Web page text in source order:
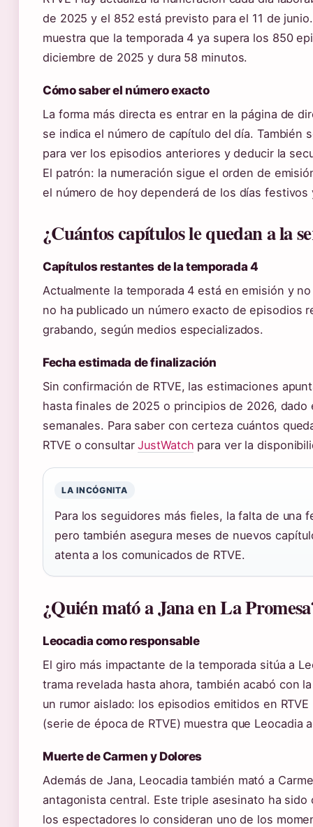
de 2025 y el 852 está previsto para el 11 de
muestra que la temporada 4 ya supera los 850
diciembre de 2025 y dura 58 minutos.
Cómo saber el número exacto
La forma más directa es entrar en la página de
se indica el número de capítulo del día. También
para ver los episodios anteriores y deducir la
El patrón: la numeración sigue el orden de
el número de hoy dependerá de los días festivos
¿Cuántos capítulos le quedan a la
Capítulos restantes de la temporada 4
Actualmente la temporada 4 está en emisión y
no ha publicado un número exacto de episodios
grabando, según medios especializados.
Fecha estimada de finalización
Sin confirmación de RTVE, las estimaciones
hasta finales de 2025 o principios de 2026,
semanales. Para saber con certeza cuántos
RTVE o consultarJustWatch para ver la
LA INCÓGNITA
Para los seguidores más fieles, la falta de una
pero también asegura meses de nuevos
atenta a los comunicados de RTVE.
¿Quién mató a Jana en La
Leocadia como responsable
El giro más impactante de la temporada sitúa a
trama revelada hasta ahora, también acabó con
un rumor aislado: los episodios emitidos en
(serie de época de RTVE) muestra que Leocadia
Muerte de Carmen y Dolores
Además de Jana, Leocadia también mató a
antagonista central. Este triple asesinato ha
los espectadores lo consideran uno de los